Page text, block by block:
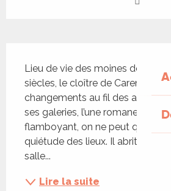
Lieu de vie des moines de
siècles, le cloître de Carennac a
changements au fil des ans. En
ses galeries, l’une romane et
flamboyant, on ne peut que
quiétude des lieux. Il abrite
salle...
Lire la suite